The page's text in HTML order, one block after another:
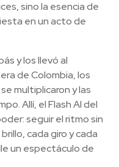
sino la esencia de
en un acto de
y los llevó al
de Colombia, los
multiplicaron y las
Allí, el Flash AI del
seguir el ritmo sin
cada giro y cada
un espectáculo de